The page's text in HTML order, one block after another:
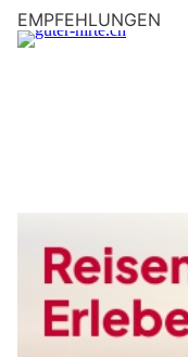
EMPFEHLUNGEN